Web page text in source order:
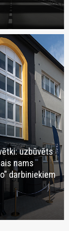
uzbūvēts
nams
darbiniekiem